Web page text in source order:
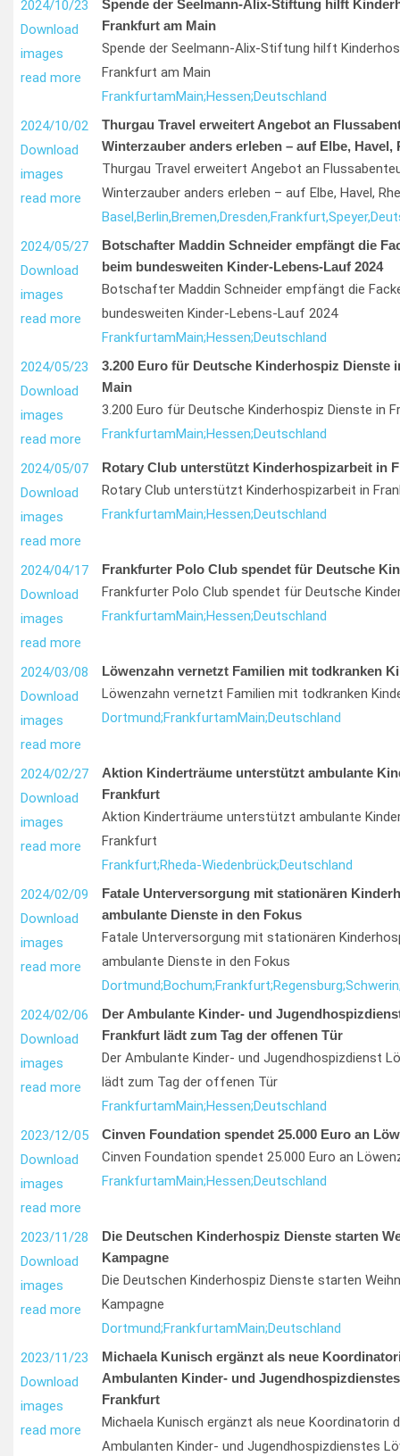
2024/10/23
Download
images
read more
Spende der Seelmann-Alix-Stiftung hilft
Frankfurt am Main
Spende der Seelmann-Alix-Stiftung hilft
Frankfurt am Main
FrankfurtamMain;Hessen;Deutschland
2024/10/02
Download
images
read more
Thurgau Travel erweitert Angebot an
Winterzauber anders erleben – auf Elbe, Havel,
Thurgau Travel erweitert Angebot an
Winterzauber anders erleben – auf Elbe, Havel,
Basel,Berlin,Bremen,Dresden,Frankfurt,Speyer,
2024/05/27
Download
images
read more
Botschafter Maddin Schneider empfängt die
beim bundesweiten Kinder-Lebens-Lauf 2024
Botschafter Maddin Schneider empfängt die
bundesweiten Kinder-Lebens-Lauf 2024
FrankfurtamMain;Hessen;Deutschland
2024/05/23
Download
images
read more
3.200 Euro für Deutsche Kinderhospiz Dienste
Main
3.200 Euro für Deutsche Kinderhospiz Dienste in
FrankfurtamMain;Hessen;Deutschland
2024/05/07
Download
images
read more
Rotary Club unterstützt Kinderhospizarbeit in
Rotary Club unterstützt Kinderhospizarbeit in
FrankfurtamMain;Hessen;Deutschland
2024/04/17
Download
images
read more
Frankfurter Polo Club spendet für Deutsche
Frankfurter Polo Club spendet für Deutsche
FrankfurtamMain;Hessen;Deutschland
2024/03/08
Download
images
read more
Löwenzahn vernetzt Familien mit todkranken
Löwenzahn vernetzt Familien mit todkranken
Dortmund;FrankfurtamMain;Deutschland
2024/02/27
Download
images
read more
Aktion Kinderträume unterstützt ambulante
Frankfurt
Aktion Kinderträume unterstützt ambulante
Frankfurt
Frankfurt;Rheda-Wiedenbrück;Deutschland
2024/02/09
Download
images
read more
Fatale Unterversorgung mit stationären
ambulante Dienste in den Fokus
Fatale Unterversorgung mit stationären
ambulante Dienste in den Fokus
Dortmund;Bochum;Frankfurt;Regensburg;
2024/02/06
Download
images
read more
Der Ambulante Kinder- und
Frankfurt lädt zum Tag der offenen Tür
Der Ambulante Kinder- und Jugendhospizdienst
lädt zum Tag der offenen Tür
FrankfurtamMain;Hessen;Deutschland
2023/12/05
Download
images
read more
Cinven Foundation spendet 25.000 Euro an
Cinven Foundation spendet 25.000 Euro an
FrankfurtamMain;Hessen;Deutschland
2023/11/28
Download
images
read more
Die Deutschen Kinderhospiz Dienste starten
Kampagne
Die Deutschen Kinderhospiz Dienste starten
Kampagne
Dortmund;FrankfurtamMain;Deutschland
2023/11/23
Download
images
read more
Michaela Kunisch ergänzt als neue
Ambulanten Kinder- und
Frankfurt
Michaela Kunisch ergänzt als neue Koordinatorin
Ambulanten Kinder- und Jugendhospizdienstes